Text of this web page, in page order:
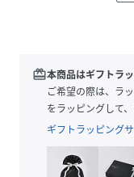
インナーとしても優
■素材
肌馴染みの良さと、
トン天竺素材を使用
地よい充足感をもた
redeem本商品はギフトラ
ご希望の際は、ラ
をラッピングして
ギフトラッピング